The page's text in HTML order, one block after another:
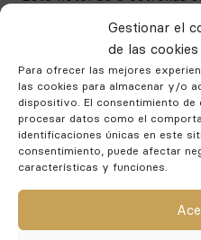
Gestionar el
de las cookies
Para ofrecer las mejores
las cookies para almacenar y/o
dispositivo. El consentimiento
procesar datos como el
identificaciones únicas en este
consentimiento, puede afectar
características y funciones.
amplias y elegantes, con
diseño clásico y
ofrece un spa, una
un restaurante gourmet.
Hotel Molina